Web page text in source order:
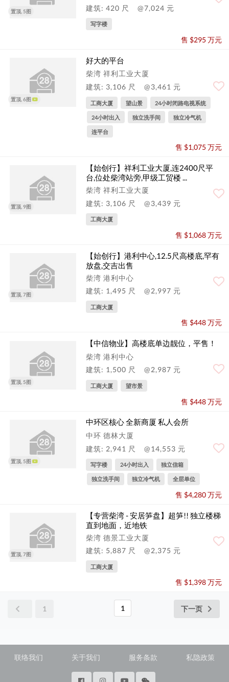
置顶, 5图
建筑: 420 尺
@7,024 元
写字楼
售 $295 万元
置顶, 6图
好大的平台
柴湾 祥利工业大厦
建筑: 3,106 尺
@3,461 元
工商大厦 望山景 24小时闭路电视系统
24小时出入 独立洗手间 独立冷气机
连平台
售 $1,075 万元
置顶, 9图
【始创行】祥利工业大厦,连2400尺平
台,位处柴湾站旁,甲级工贸楼 ...
柴湾 祥利工业大厦
建筑: 3,106 尺
@3,439 元
工商大厦
售 $1,068 万元
置顶, 7图
【始创行】港利中心,12.5尺高楼底,罕有
放盘,交吉出售
柴湾 港利中心
建筑: 1,495 尺
@2,997 元
工商大厦
售 $448 万元
置顶, 5图
【中信物业】高楼底单边靓位，平售！
柴湾 港利中心
建筑: 1,500 尺
@2,987 元
工商大厦 望市景
售 $448 万元
置顶, 5图
中环区核心 全新商厦 私人会所
中环 德林大厦
建筑: 2,941 尺
@14,553 元
写字楼 24小时出入 独立信箱
独立洗手间 独立冷气机 全层单位
售 $4,280 万元
置顶, 7图
【专营柴湾 - 安居笋盘】超笋!! 独立楼梯
直到地面，近地铁
柴湾 德景工业大厦
建筑: 5,887 尺
@2,375 元
工商大厦
售 $1,398 万元
1 1 下一页
联络我们 关于我们 服务条款 私隐政策